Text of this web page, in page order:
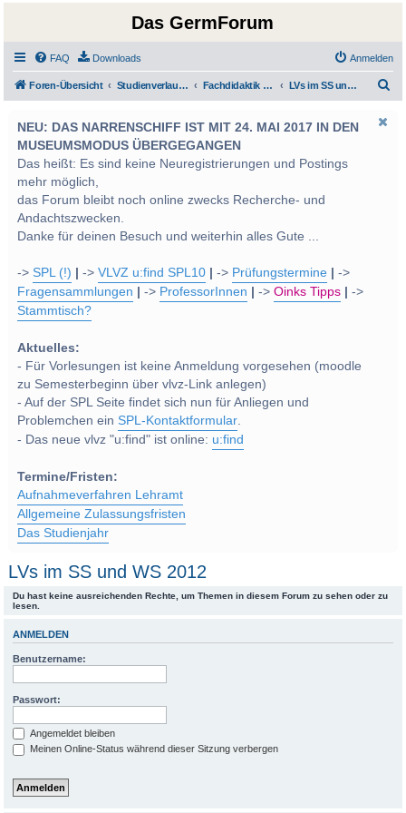
Das GermForum
FAQ Downloads Anmelden
Foren-Übersicht Studienverlauf Bachelor-/Masterstudien sowie UF Deutsch Fachdidaktik und LehrerInnenbildung LVs im SS und WS 2012
NEU: DAS NARRENSCHIFF IST MIT 24. MAI 2017 IN DEN
MUSEUMSMODUS ÜBERGEGANGEN
Das heißt: Es sind keine Neuregistrierungen und Postings
mehr möglich,
das Forum bleibt noch online zwecks Recherche- und
Andachtszwecken.
Danke für deinen Besuch und weiterhin alles Gute ...
->SPL (!) ->VLVZ u:find SPL10 -> Prüfungstermine
->
Fragensammlungen
-> ProfessorInnen ->Oinks Tipps
->
Stammtisch?
Aktuelles:
- Für Vorlesungen ist keine Anmeldung vorgesehen (moodle
zu Semesterbeginn über vlvz-Link anlegen)
- Auf der SPL Seite findet sich nun für Anliegen und
Problemchen einSPL-Kontaktformular.
- Das neue vlvz "u:find" ist online: u:find
Termine/Fristen:
Aufnahmeverfahren Lehramt
Allgemeine Zulassungsfristen
Das Studienjahr
LVs im SS und WS 2012
Du hast keine ausreichenden Rechte, um Themen in diesem Forum zu sehen oder zu
lesen.
ANMELDEN
Benutzername:
Passwort:
Angemeldet bleiben
Meinen Online-Status während dieser Sitzung verbergen